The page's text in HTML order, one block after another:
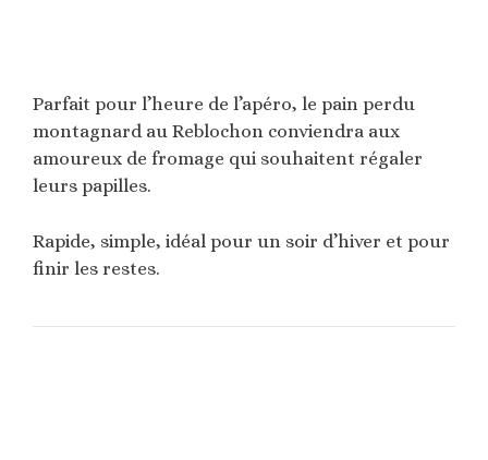
Parfait pour l’heure de l’apéro, le pain perdu
montagnard au Reblochon conviendra aux
amoureux de fromage qui souhaitent régaler
leurs papilles.
Rapide, simple, idéal pour un soir d’hiver et pour
finir les restes.